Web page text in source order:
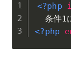
<?php
<?php